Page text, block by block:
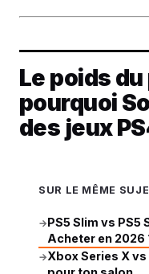
Le poids
pourquoi
des jeux
SUR LE MÊME
→PS5 Slim vs PS5
Acheter en 2026
→Xbox Series X